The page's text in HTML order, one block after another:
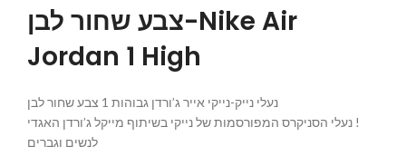
צבע שחור לבן-Nike Air
Jordan 1 High
נעלי נייק-נייקי אייר ג’ורדן גבוהות 1 צבע שחור לבן
נעלי הסניקרס המפורסמות של נייקי בשיתוף מייקל ג’ורדן האגדי !
לנשים וגברים